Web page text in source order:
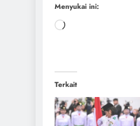
Menyukai ini:
Terkait